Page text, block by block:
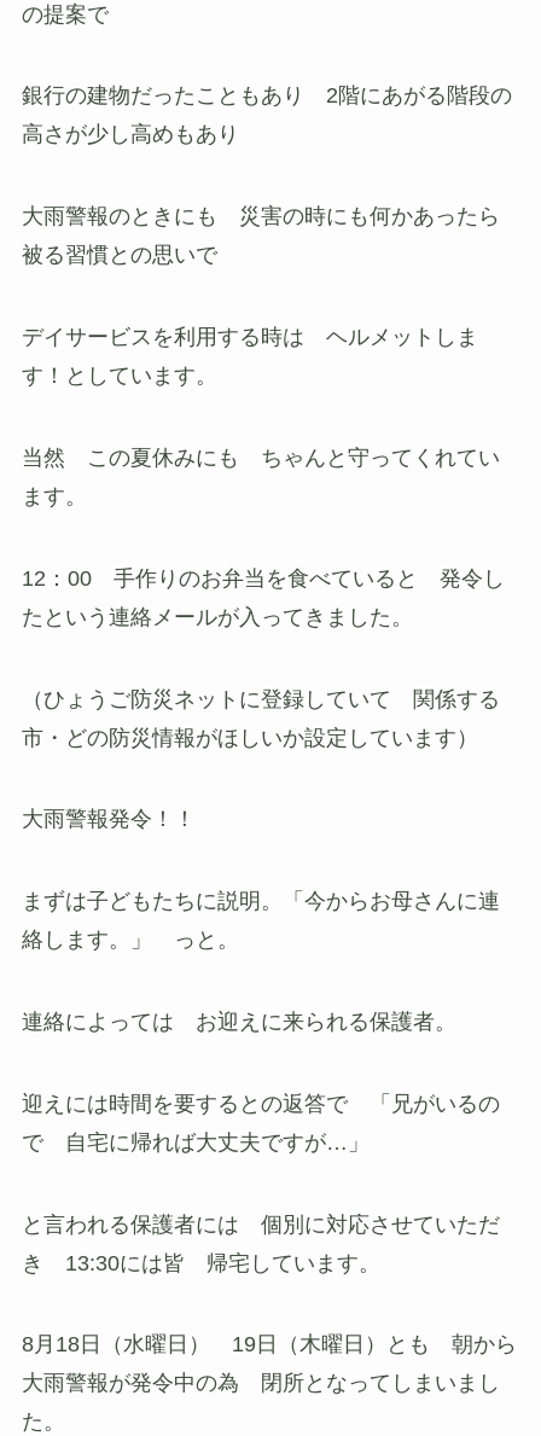
の提案で
銀行の建物だったこともあり 2階にあがる階段の
高さが少し高めもあり
大雨警報のときにも 災害の時にも何かあったら
被る習慣との思いで
デイサービスを利用する時は ヘルメットしま
す！としています。
当然 この夏休みにも ちゃんと守ってくれてい
ます。
12：00 手作りのお弁当を食べていると 発令し
たという連絡メールが入ってきました。
（ひょうご防災ネットに登録していて 関係する
市・どの防災情報がほしいか設定しています）
大雨警報発令！！
まずは子どもたちに説明。「今からお母さんに連
絡します。」 っと。
連絡によっては お迎えに来られる保護者。
迎えには時間を要するとの返答で 「兄がいるの
で 自宅に帰れば大丈夫ですが…」
と言われる保護者には 個別に対応させていただ
き 13:30には皆 帰宅しています。
8月18日（水曜日） 19日（木曜日）とも 朝から
大雨警報が発令中の為 閉所となってしまいまし
た。